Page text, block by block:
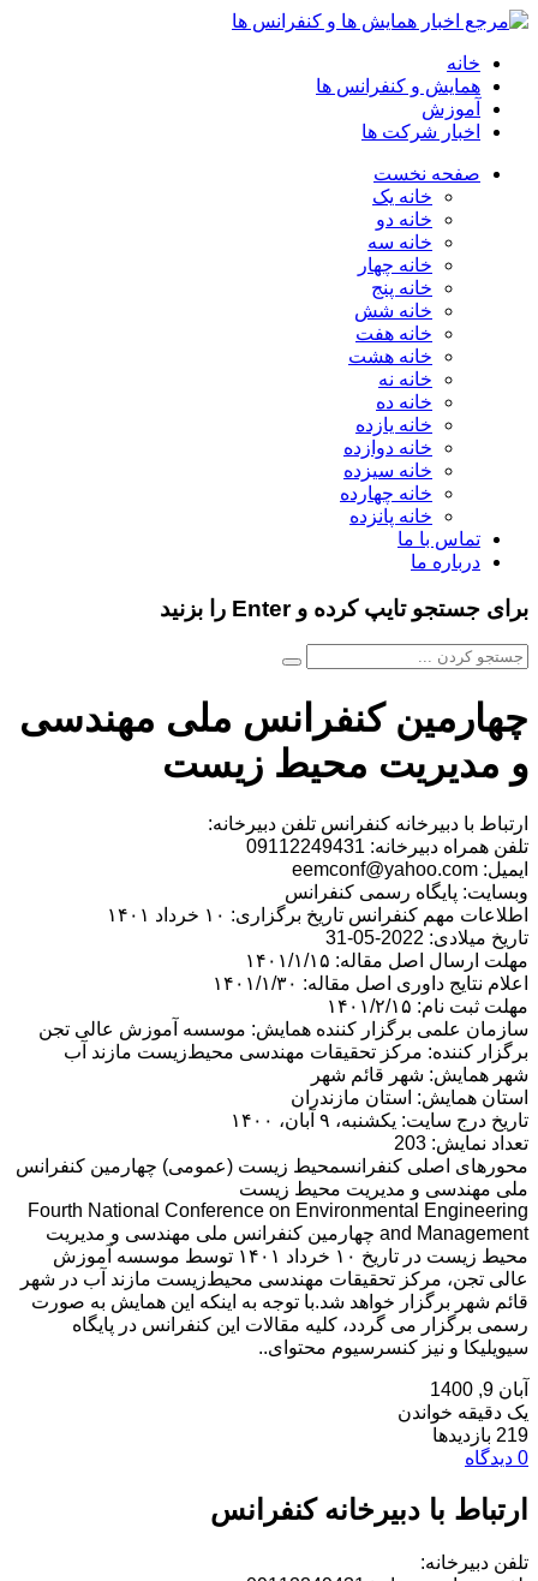
خانه
همایش و کنفرانس ها
آموزش
اخبار شرکت ها
صفحه نخست
خانه یک
خانه دو
خانه سه
خانه چهار
خانه پنج
خانه شش
خانه هفت
خانه هشت
خانه نه
خانه ده
خانه یازده
خانه دوازده
خانه سیزده
خانه چهارده
خانه پانزده
تماس با ما
درباره ما
برای جستجو تایپ کرده و Enter را بزنید
چهارمین کنفرانس ملی مهندسی
و مدیریت محیط زیست
ارتباط با دبیرخانه کنفرانس تلفن دبیرخانه:
تلفن همراه دبیرخانه: 09112249431
ایمیل: eemconf@yahoo.com
وبسایت: پایگاه رسمی کنفرانس
اطلاعات مهم کنفرانس تاریخ برگزاری: ۱۰ خرداد ۱۴۰۱
تاریخ میلادی: 2022-05-31
مهلت ارسال اصل مقاله: ۱۴۰۱/۱/۱۵
اعلام نتایج داوری اصل مقاله: ۱۴۰۱/۱/۳۰
مهلت ثبت نام: ۱۴۰۱/۲/۱۵
سازمان علمی برگزار کننده همایش: موسسه آموزش عالی تجن
برگزار کننده: مرکز تحقیقات مهندسی محیط‌زیست مازند آب
شهر همایش: شهر قائم شهر
استان همایش: استان مازندران
تاریخ درج سایت: یکشنبه، ۹ آبان، ۱۴۰۰
تعداد نمایش: 203
محورهای اصلی کنفرانسمحیط زیست (عمومی) چهارمین کنفرانس
ملی مهندسی و مدیریت محیط زیست
Fourth National Conference on Environmental Engineering
and Management چهارمین کنفرانس ملی مهندسی و مدیریت
محیط زیست در تاریخ ۱۰ خرداد ۱۴۰۱ توسط موسسه آموزش
عالی تجن، مرکز تحقیقات مهندسی محیط‌زیست مازند آب در شهر
قائم شهر برگزار خواهد شد.با توجه به اینکه این همایش به صورت
رسمی برگزار می گردد، کلیه مقالات این کنفرانس در پایگاه
سیویلیکا و نیز کنسرسیوم محتوای..
آبان 9, 1400
یک دقیقه خواندن
219 بازدیدها
0 دیدگاه
ارتباط با دبیرخانه کنفرانس
تلفن دبیرخانه: